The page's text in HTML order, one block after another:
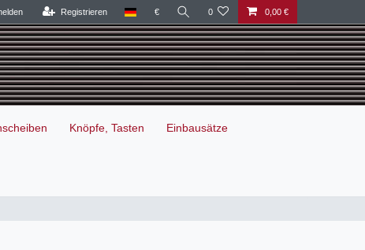
Registrieren € 0 0,00 €
Knöpfe, Tasten Einbausätze